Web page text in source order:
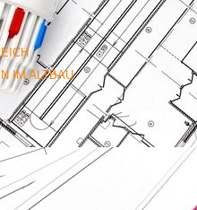
IM ALTBAU